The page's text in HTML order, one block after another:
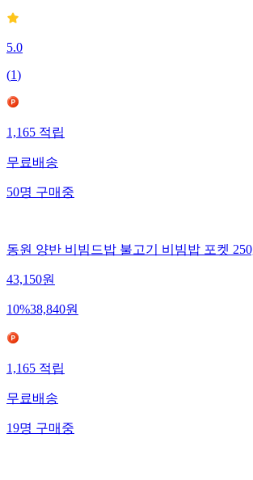
5.0
(1)
1,165적립
무료배송
50명구매중
동원 양반 비빔드밥 불고기 비빔밥 포켓
43,150원
10%38,840원
1,165적립
무료배송
19명구매중